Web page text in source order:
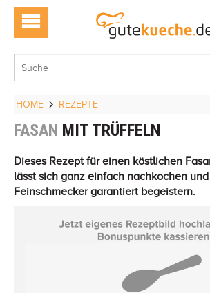
HOME REZEPTE
FASAN MIT TRÜFFELN
Dieses Rezept für einen köstlichen
lässt sich ganz einfach nachkochen
Feinschmecker garantiert begeistern.